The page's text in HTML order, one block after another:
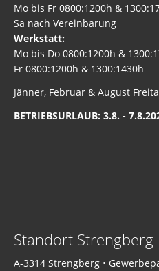
Mo bis Fr 0800:1200h &
Sa nach Vereinbarung
Werkstatt:
Mo bis Do 0800:1200h &
Fr 0800:1200h & 1300:1430h
Jänner, Februar & August
BETRIEBSURLAUB: 3.8. -
Standort Strengberg
A-3314 Strengberg •